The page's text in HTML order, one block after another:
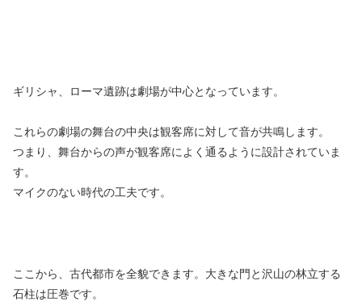
ギリシャ、ローマ遺跡は劇場が中心となっています。
これらの劇場の舞台の中央は観客席に対して音が共鳴します。
つまり、舞台からの声が観客席によく通るように設計されていま
す。
マイクのない時代の工夫です。
ここから、古代都市を全貌できます。大きな門と沢山の林立する
石柱は圧巻です。